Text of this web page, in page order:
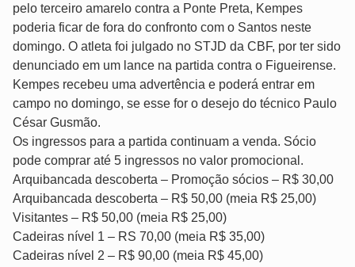
pelo terceiro amarelo contra a Ponte Preta, Kempes
poderia ficar de fora do confronto com o Santos neste
domingo. O atleta foi julgado no STJD da CBF, por ter sido
denunciado em um lance na partida contra o Figueirense.
Kempes recebeu uma advertência e poderá entrar em
campo no domingo, se esse for o desejo do técnico Paulo
César Gusmão.
Os ingressos para a partida continuam a venda. Sócio
pode comprar até 5 ingressos no valor promocional.
Arquibancada descoberta – Promoção sócios – R$ 30,00
Arquibancada descoberta – R$ 50,00 (meia R$ 25,00)
Visitantes – R$ 50,00 (meia R$ 25,00)
Cadeiras nível 1 – RS 70,00 (meia R$ 35,00)
Cadeiras nível 2 – R$ 90,00 (meia R$ 45,00)